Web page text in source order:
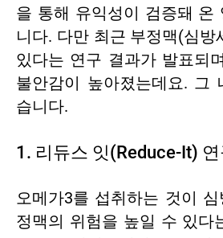
을 통해 유익성이 검증돼 온
니다. 다만 최근 부정맥(심방
있다는 연구 결과가 발표되
불안감이 높아졌는데요. 그
습니다.
1. 리듀스 잇(Reduce-It)
오메가3를 섭취하는 것이
정맥의 위험을 높일 수 있다